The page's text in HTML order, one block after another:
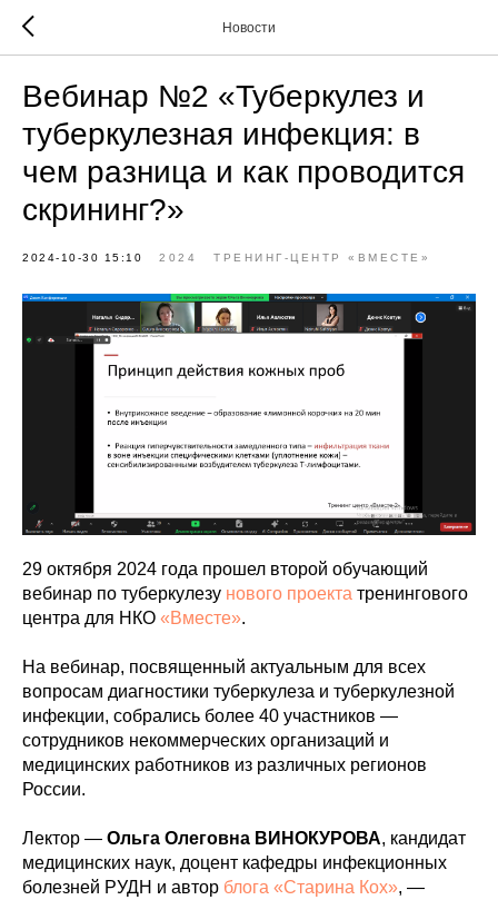
Новости
Вебинар №2 «Туберкулез и
туберкулезная инфекция: в
чем разница и как проводится
скрининг?»
2024-10-30 15:10 2024 ТРЕНИНГ-ЦЕНТР «ВМЕСТЕ»
29 октября 2024 года прошел второй обучающий
вебинар по туберкулезу нового проекта тренингового
центра для НКО «Вместе».
На вебинар, посвященный актуальным для всех
вопросам диагностики туберкулеза и туберкулезной
инфекции, собрались более 40 участников —
сотрудников некоммерческих организаций и
медицинских работников из различных регионов
России.
Лектор — Ольга Олеговна ВИНОКУРОВА, кандидат
медицинских наук, доцент кафедры инфекционных
болезней РУДН и автор блога «Старина Кох», —